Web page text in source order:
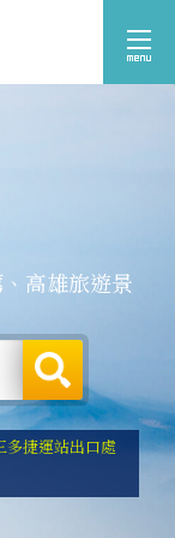
高雄旅遊景
捷運站出口處